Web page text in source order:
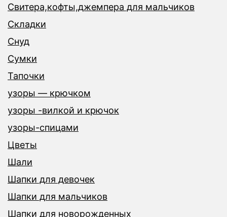
Свитера,кофты,джемпера для мальчиков
Складки
Снуд
Сумки
Тапочки
узоры — крючком
узоры -вилкой и крючок
узоры-спицами
Цветы
Шали
Шапки для девочек
Шапки для мальчиков
Шапки для новорожденных